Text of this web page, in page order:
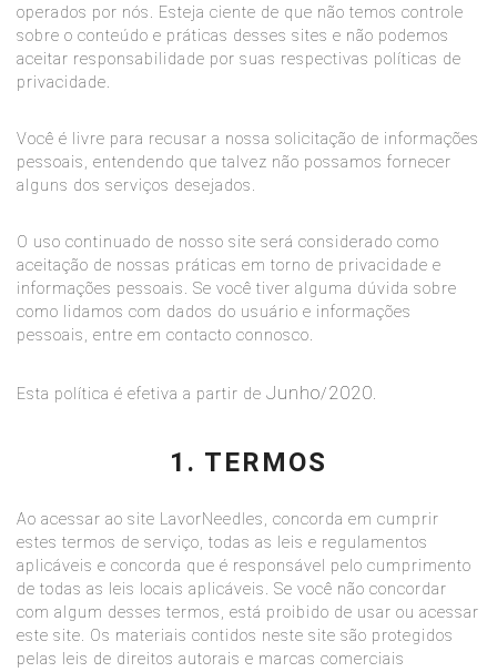
operados por nós. Esteja ciente de que não temos controle
sobre o conteúdo e práticas desses sites e não podemos
aceitar responsabilidade por suas respectivas políticas de
privacidade.
Você é livre para recusar a nossa solicitação de informações
pessoais, entendendo que talvez não possamos fornecer
alguns dos serviços desejados.
O uso continuado de nosso site será considerado como
aceitação de nossas práticas em torno de privacidade e
informações pessoais. Se você tiver alguma dúvida sobre
como lidamos com dados do usuário e informações
pessoais, entre em contacto connosco.
Esta política é efetiva a partir de Junho/2020.
1. TERMOS
Ao acessar ao site LavorNeedles, concorda em cumprir
estes termos de serviço, todas as leis e regulamentos
aplicáveis ​​e concorda que é responsável pelo cumprimento
de todas as leis locais aplicáveis. Se você não concordar
com algum desses termos, está proibido de usar ou acessar
este site. Os materiais contidos neste site são protegidos
pelas leis de direitos autorais e marcas comerciais